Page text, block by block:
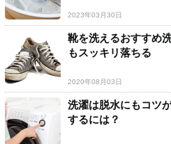
2023年03月30日
靴を洗えるおすすめ
もスッキリ落ちる
2020年08月03日
洗濯は脱水にもコツ
するには？